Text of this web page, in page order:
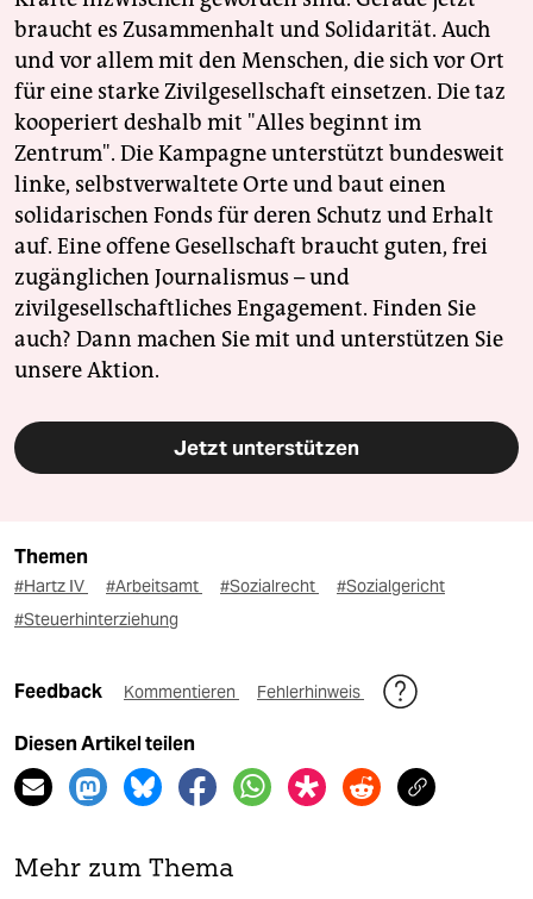
braucht es Zusammenhalt und Solidarität. Auch
und vor allem mit den Menschen, die sich vor Ort
für eine starke Zivilgesellschaft einsetzen. Die taz
kooperiert deshalb mit "Alles beginnt im
Zentrum". Die Kampagne unterstützt bundesweit
linke, selbstverwaltete Orte und baut einen
solidarischen Fonds für deren Schutz und Erhalt
auf. Eine offene Gesellschaft braucht guten, frei
zugänglichen Journalismus – und
zivilgesellschaftliches Engagement. Finden Sie
auch? Dann machen Sie mit und unterstützen Sie
unsere Aktion.
Jetzt unterstützen
Themen
#Hartz IV #Arbeitsamt #Sozialrecht
#Sozialgericht
#Steuerhinterziehung
Feedback Kommentieren Fehlerhinweis
Diesen Artikel teilen
Mehr zum Thema